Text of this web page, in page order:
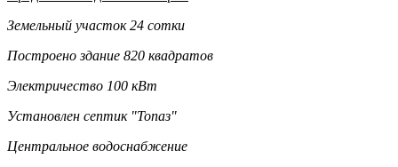
Земельный участок 24 сотки
Построено здание 820 квадратов
Электричество 100 кВт
Установлен септик "Топаз"
Центральное водоснабжение